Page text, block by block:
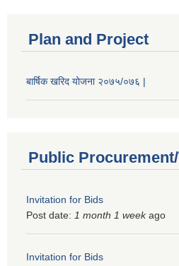
Plan and Project
बार्षिक खरिद योजना २०७५/०७६ |
Public
Invitation for Bids
Post date: 1 month 1 weekago
Invitation for Bids